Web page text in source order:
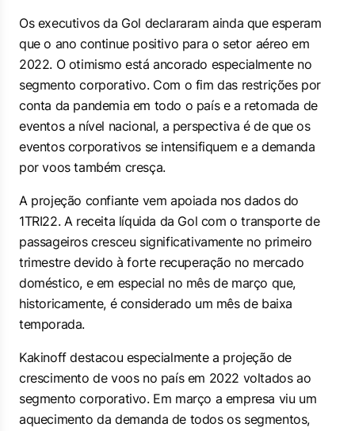
Os executivos da Gol declararam ainda que esperam
que o ano continue positivo para o setor aéreo em
2022. O otimismo está ancorado especialmente no
segmento corporativo. Com o fim das restrições por
conta da pandemia em todo o país e a retomada de
eventos a nível nacional, a perspectiva é de que os
eventos corporativos se intensifiquem e a demanda
por voos também cresça.
A projeção confiante vem apoiada nos dados do
1TRI22. A receita líquida da Gol com o transporte de
passageiros cresceu significativamente no primeiro
trimestre devido à forte recuperação no mercado
doméstico, e em especial no mês de março que,
historicamente, é considerado um mês de baixa
temporada.
Kakinoff destacou especialmente a projeção de
crescimento de voos no país em 2022 voltados ao
segmento corporativo. Em março a empresa viu um
aquecimento da demanda de todos os segmentos,